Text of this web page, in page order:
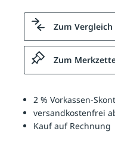
Zum
Zum
2 % Vorkassen-
versandkostenfrei
Kauf auf Rechnung